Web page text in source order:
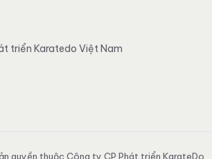
triển Karatedo Việt Nam
quyền thuộc Công ty CP Phát triển KarateDo